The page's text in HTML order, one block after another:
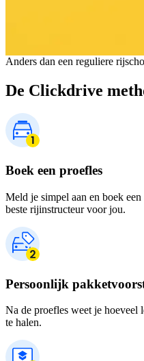
Anders dan een reguliere
De Clickdrive
Boek een proefles
Meld je simpel aan en boek
beste rijinstructeur voor jou.
Persoonlijk
Na de proefles weet je hoeveel
te halen.